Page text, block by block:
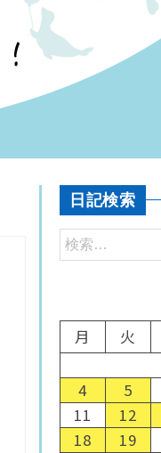
日記検索
月
火
4
5
11
12
18
19